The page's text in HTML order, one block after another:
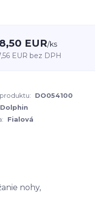
EUR/ks
EUR bez DPH
DO054100
Dolphin
Fialová
nohy,